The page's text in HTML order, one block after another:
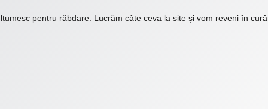
pentru răbdare. Lucrăm câte ceva la site și vom reveni în